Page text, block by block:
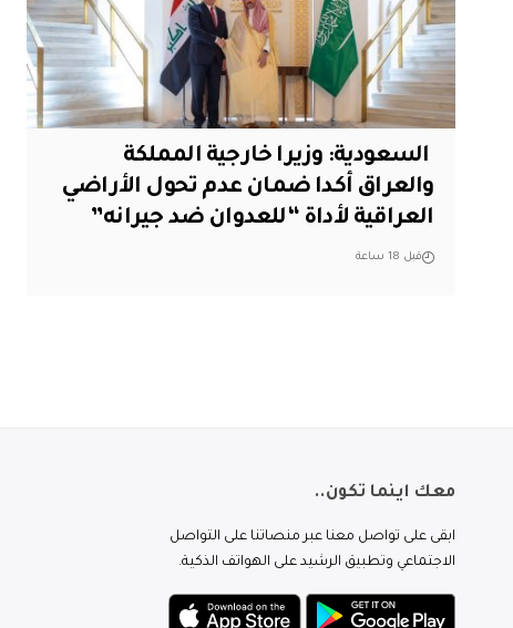
‏ السعودية: وزيرا خارجية المملكة
والعراق أكدا ضمان عدم تحول الأراضي
العراقية لأداة “للعدوان ضد جيرانه”
قبل 18 ساعة
معك اينما تكون..
ابقى على تواصل معنا عبر منصاتنا على التواصل
الاجتماعي وتطبيق الرشيد على الهواتف الذكية.